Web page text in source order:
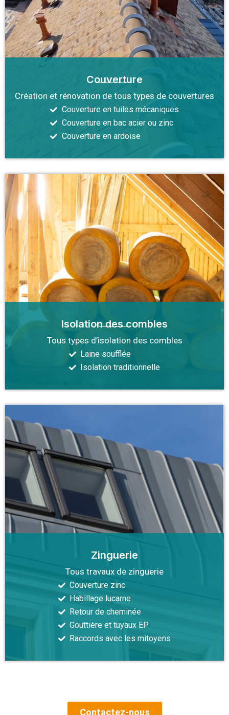
Couverture
Création et rénovation de tous types de couvertures
Couverture en tuiles mécaniques
Couverture en bac acier ou zinc
Couverture en ardoise
Isolation des combles
Tous types d’isolation des combles
Laine soufflée
Isolation traditionnelle
Zinguerie
Tous travaux de zinguerie
Couverture zinc
Habillage lucarne
Retour de cheminée
Gouttière et tuyaux EP
Raccords avec les mitoyens
Contactez-nous